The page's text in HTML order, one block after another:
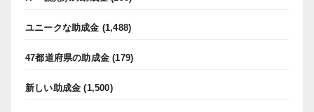
ユニークな助成金 (1,488)
47都道府県の助成金 (179)
新しい助成金 (1,500)